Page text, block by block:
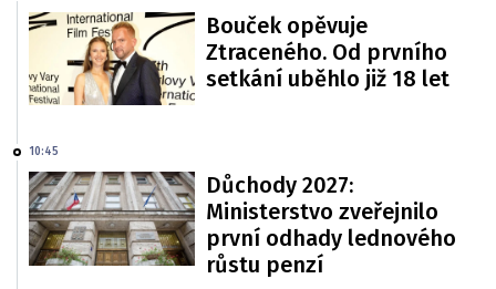
Bouček opěvuje
Ztraceného. Od prvního
setkání uběhlo již 18 let
10:45
Důchody 2027:
Ministerstvo zveřejnilo
první odhady lednového
růstu penzí